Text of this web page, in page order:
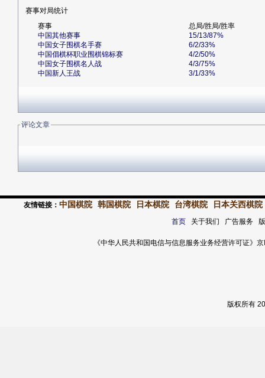
赛事对局统计
赛事
总局/胜局/胜率
中国其他赛事
15/13/87%
中国女子围棋名手赛
6/2/33%
中国倡棋杯职业围棋锦标赛
4/2/50%
中国女子围棋名人战
4/3/75%
中国新人王战
3/1/33%
评论文章
友情链接： 中国棋院 韩国棋院 日本棋院 台湾棋院 日本关西棋院
首页关于我们 广告服务
《中华人民共和国电信与信息服务业务经营许可证
版权所有